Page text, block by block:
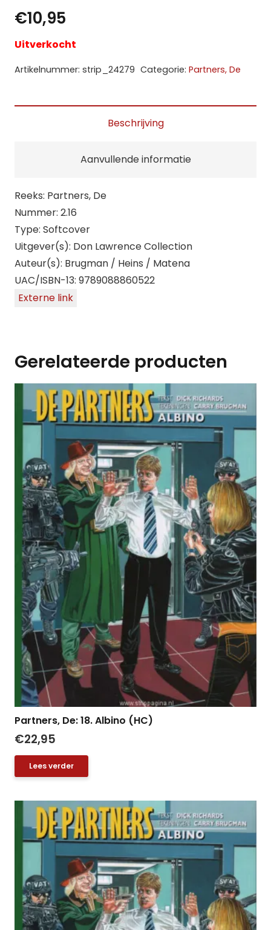
€10,95
Uitverkocht
Artikelnummer: strip_24279 Categorie: Partners, De
Beschrijving
Aanvullende informatie
Reeks: Partners, De
Nummer: 2.16
Type: Softcover
Uitgever(s): Don Lawrence Collection
Auteur(s): Brugman / Heins / Matena
UAC/ISBN-13: 9789088860522
Externe link
Gerelateerde producten
Partners, De: 18. Albino (HC)
€22,95
Lees verder